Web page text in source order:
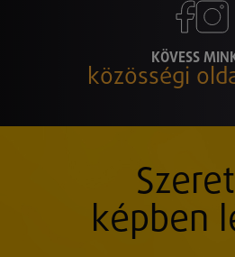
KÖVESS
közösségi
képben